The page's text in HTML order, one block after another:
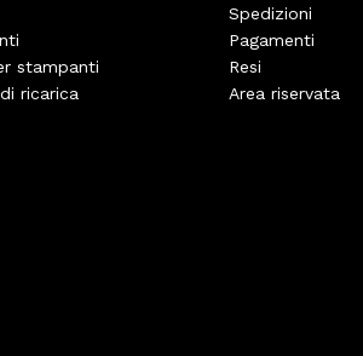
stampanti
ricarica
Spedizioni
Pagamenti
Resi
Area riservata